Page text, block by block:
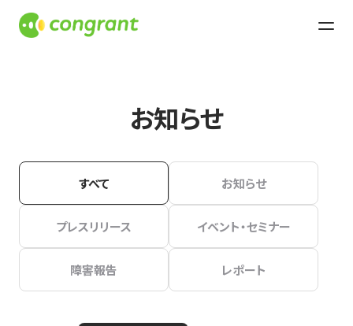
お知らせ
すべて お知らせ
プレスリリース イベント・セミナー
障害報告 レポート